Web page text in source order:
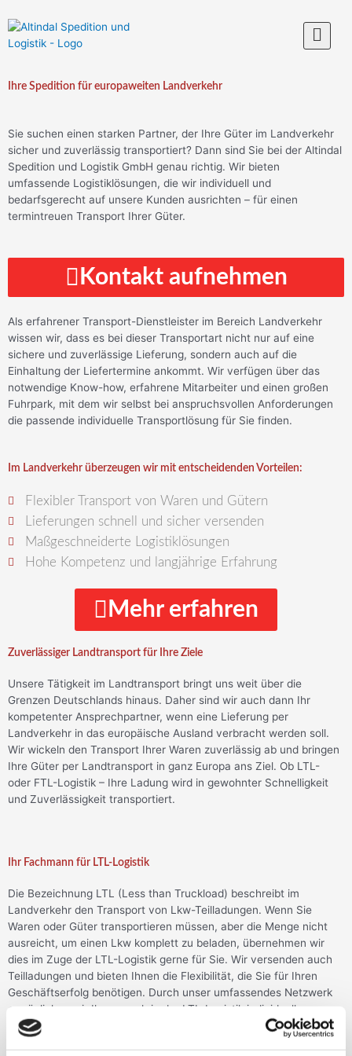
Ihre Spedition für europaweiten Landverkehr
Sie suchen einen starken Partner, der Ihre Güter im Landverkehr
sicher und zuverlässig transportiert? Dann sind Sie bei der Altindal
Spedition und Logistik GmbH genau richtig. Wir bieten
umfassende Logistiklösungen, die wir individuell und
bedarfsgerecht auf unsere Kunden ausrichten – für einen
termintreuen Transport Ihrer Güter.
Kontakt aufnehmen
Als erfahrener Transport-Dienstleister im Bereich Landverkehr
wissen wir, dass es bei dieser Transportart nicht nur auf eine
sichere und zuverlässige Lieferung, sondern auch auf die
Einhaltung der Liefertermine ankommt. Wir verfügen über das
notwendige Know-how, erfahrene Mitarbeiter und einen großen
Fuhrpark, mit dem wir selbst bei anspruchsvollen Anforderungen
die passende individuelle Transportlösung für Sie finden.
Im Landverkehr überzeugen wir mit entscheidenden Vorteilen:
Flexibler Transport von Waren und Gütern
Lieferungen schnell und sicher versenden
Maßgeschneiderte Logistiklösungen
Hohe Kompetenz und langjährige Erfahrung
Mehr erfahren
Zuverlässiger Landtransport für Ihre Ziele
Unsere Tätigkeit im Landtransport bringt uns weit über die
Grenzen Deutschlands hinaus. Daher sind wir auch dann Ihr
kompetenter Ansprechpartner, wenn eine Lieferung per
Landverkehr in das europäische Ausland verbracht werden soll.
Wir wickeln den Transport Ihrer Waren zuverlässig ab und bringen
Ihre Güter per Landtransport in ganz Europa ans Ziel. Ob LTL-
oder FTL-Logistik – Ihre Ladung wird in gewohnter Schnelligkeit
und Zuverlässigkeit transportiert.
Ihr Fachmann für LTL-Logistik
Die Bezeichnung LTL (Less than Truckload) beschreibt im
Landverkehr den Transport von Lkw-Teilladungen. Wenn Sie
Waren oder Güter transportieren müssen, aber die Menge nicht
ausreicht, um einen Lkw komplett zu beladen, übernehmen wir
dies im Zuge der LTL-Logistik gerne für Sie. Wir versenden auch
Teilladungen und bieten Ihnen die Flexibilität, die Sie für Ihren
Geschäftserfolg benötigen. Durch unser umfassendes Netzwerk
ermöglichen wir Ihnen auch in der LTL-Logistik individuelle
Transportlösungen, die optimal auf Ihren Bedarf zugeschnitten